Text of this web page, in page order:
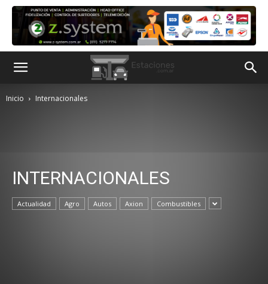
Inicio Internacionales
INTERNACIONALES
Actualidad Agro Autos Axion Combustibles